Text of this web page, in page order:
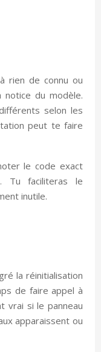
rien de connu ou
notice du modèle.
selon les
peut te faire
le code exact
Tu faciliteras le
inutile.
la réinitialisation
de faire appel à
vrai si le panneau
apparaissent ou